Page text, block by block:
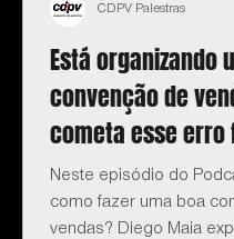
Está organizando
convenção de
cometa esse erro
Neste episódio do
como fazer uma boa
vendas? Diego Maia
CDPV Palestras